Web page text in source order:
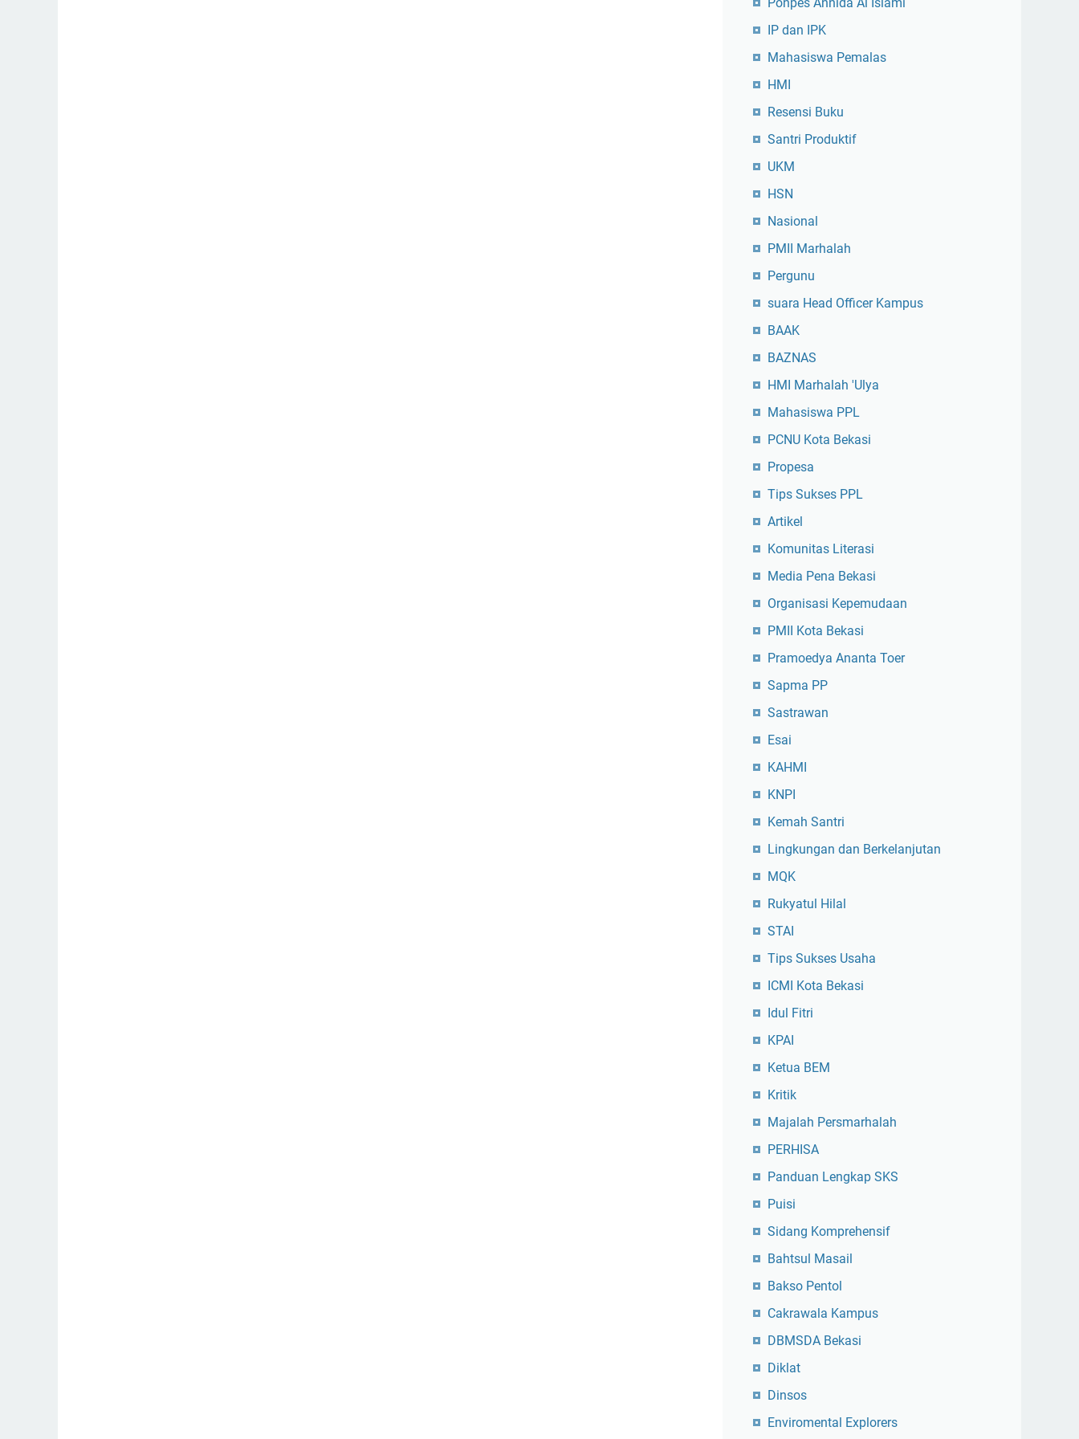
Ponpes Annida Al Islami
IP dan IPK
Mahasiswa Pemalas
HMI
Resensi Buku
Santri Produktif
UKM
HSN
Nasional
PMII Marhalah
Pergunu
suara Head Officer Kampus
BAAK
BAZNAS
HMI Marhalah 'Ulya
Mahasiswa PPL
PCNU Kota Bekasi
Propesa
Tips Sukses PPL
Artikel
Komunitas Literasi
Media Pena Bekasi
Organisasi Kepemudaan
PMII Kota Bekasi
Pramoedya Ananta Toer
Sapma PP
Sastrawan
Esai
KAHMI
KNPI
Kemah Santri
Lingkungan dan Berkelanjutan
MQK
Rukyatul Hilal
STAI
Tips Sukses Usaha
ICMI Kota Bekasi
Idul Fitri
KPAI
Ketua BEM
Kritik
Majalah Persmarhalah
PERHISA
Panduan Lengkap SKS
Puisi
Sidang Komprehensif
Bahtsul Masail
Bakso Pentol
Cakrawala Kampus
DBMSDA Bekasi
Diklat
Dinsos
Enviromental Explorers